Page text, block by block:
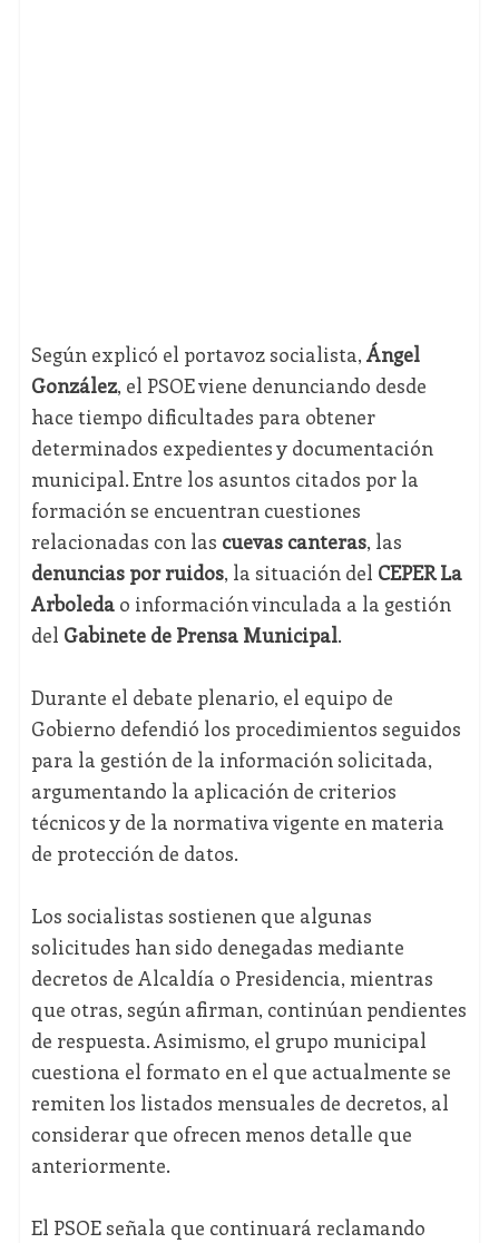
Según explicó el portavoz socialista, Ángel
González, el PSOE viene denunciando desde
hace tiempo dificultades para obtener
determinados expedientes y documentación
municipal. Entre los asuntos citados por la
formación se encuentran cuestiones
relacionadas con las cuevas canteras, las
denuncias por ruidos, la situación del CEPER La
Arboledao información vinculada a la gestión
del Gabinete de Prensa Municipal.
Durante el debate plenario, el equipo de
Gobierno defendió los procedimientos seguidos
para la gestión de la información solicitada,
argumentando la aplicación de criterios
técnicos y de la normativa vigente en materia
de protección de datos.
Los socialistas sostienen que algunas
solicitudes han sido denegadas mediante
decretos de Alcaldía o Presidencia, mientras
que otras, según afirman, continúan pendientes
de respuesta. Asimismo, el grupo municipal
cuestiona el formato en el que actualmente se
remiten los listados mensuales de decretos, al
considerar que ofrecen menos detalle que
anteriormente.
El PSOE señala que continuará reclamando